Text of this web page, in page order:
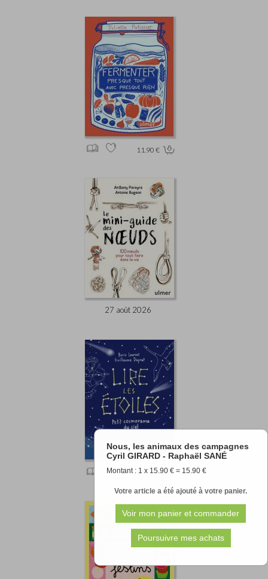
Nous, les animaux des campagnes
Cyril GIRARD - Raphaël SANÉ
Montant : 1 x 15.90 € = 15.90 €
Votre article a été ajouté à votre panier.
11.90 €
27 août 2026
11.90 €